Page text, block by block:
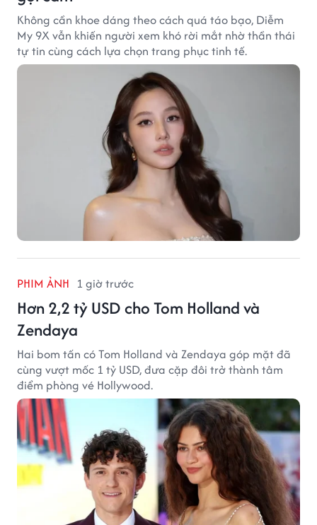
Không cần khoe dáng theo cách quá táo bạo, Diễm
My 9X vẫn khiến người xem khó rời mắt nhờ thần thái
tự tin cùng cách lựa chọn trang phục tinh tế.
PHIM ẢNH 1 giờ trước
Hơn 2,2 tỷ USD cho Tom Holland và
Zendaya
Hai bom tấn có Tom Holland và Zendaya góp mặt đã
cùng vượt mốc 1 tỷ USD, đưa cặp đôi trở thành tâm
điểm phòng vé Hollywood.